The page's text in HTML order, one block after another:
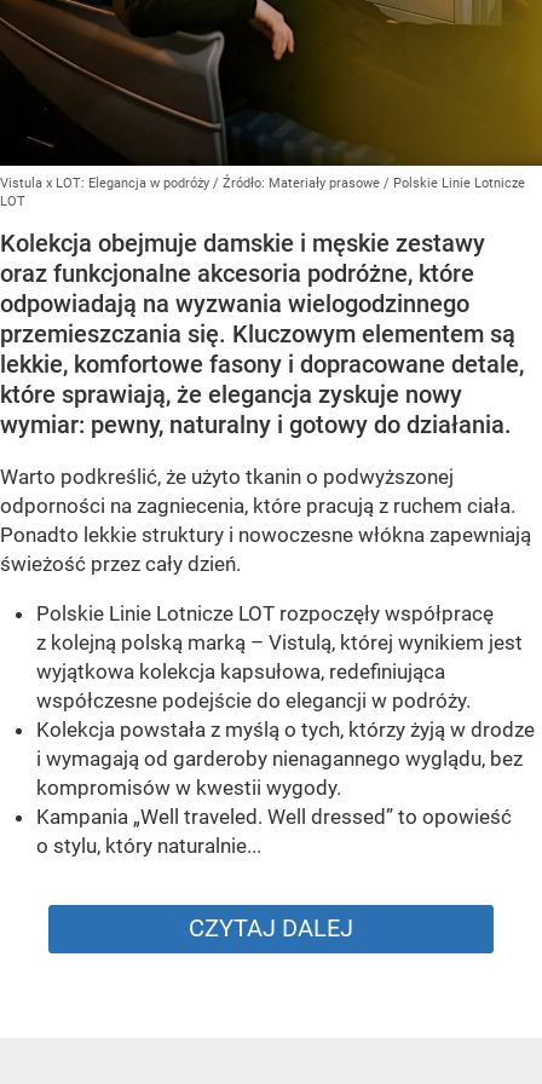
Vistula x LOT: Elegancja w podróży / Źródło: Materiały prasowe / Polskie Linie Lotnicze
LOT
Kolekcja obejmuje damskie i męskie zestawy
oraz funkcjonalne akcesoria podróżne, które
odpowiadają na wyzwania wielogodzinnego
przemieszczania się. Kluczowym elementem są
lekkie, komfortowe fasony i dopracowane detale,
które sprawiają, że elegancja zyskuje nowy
wymiar: pewny, naturalny i gotowy do działania.
Warto podkreślić, że użyto tkanin o podwyższonej
odporności na zagniecenia, które pracują z ruchem ciała.
Ponadto lekkie struktury i nowoczesne włókna zapewniają
świeżość przez cały dzień.
Polskie Linie Lotnicze LOT rozpoczęły współpracę
z kolejną polską marką – Vistulą, której wynikiem jest
wyjątkowa kolekcja kapsułowa, redefiniująca
współczesne podejście do elegancji w podróży.
Kolekcja powstała z myślą o tych, którzy żyją w drodze
i wymagają od garderoby nienagannego wyglądu, bez
kompromisów w kwestii wygody.
Kampania „Well traveled. Well dressed” to opowieść
o stylu, który naturalnie...
CZYTAJ DALEJ